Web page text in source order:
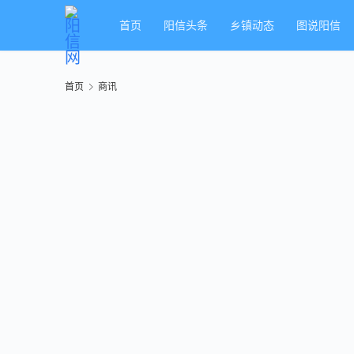
首页 阳信头条 乡镇动态 图说阳信
首页 商讯